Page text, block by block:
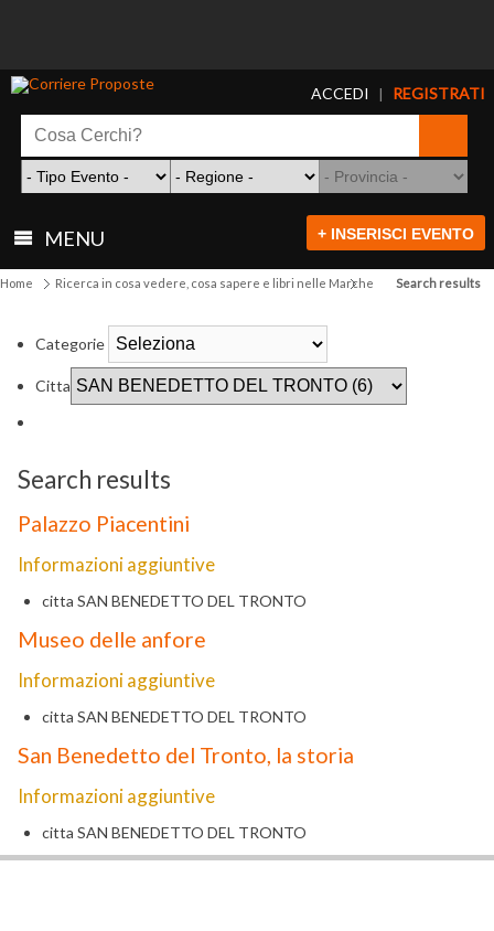
ACCEDI | REGISTRATI
MENU + INSERISCI EVENTO
Home Ricerca in cosa vedere, cosa sapere e libri nelle Marche Search results
Categorie
Citta
Search results
Palazzo Piacentini
Informazioni aggiuntive
citta SAN BENEDETTO DEL TRONTO
Museo delle anfore
Informazioni aggiuntive
citta SAN BENEDETTO DEL TRONTO
San Benedetto del Tronto, la storia
Informazioni aggiuntive
citta SAN BENEDETTO DEL TRONTO